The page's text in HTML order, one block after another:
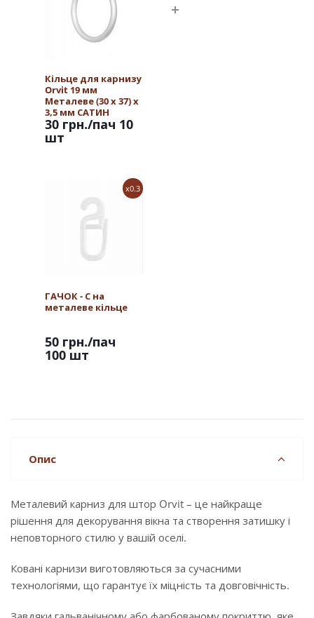
Кільце для карнизу
Orvit 19 мм
Металеве (30 х 37) х
3,5 мм САТИН
30 грн./пач 10
шт
x0.3
ГАЧОК - С на
металеве кільце
50 грн./пач
100 шт
Опис
Металевий карниз для штор Orvit – це найкраще
рішення для декорування вікна та створення затишку і
неповторного стилю у вашій оселі.
Ковані карнизи виготовляються за сучасними
технологіями, що гарантує їх міцність та довговічність.